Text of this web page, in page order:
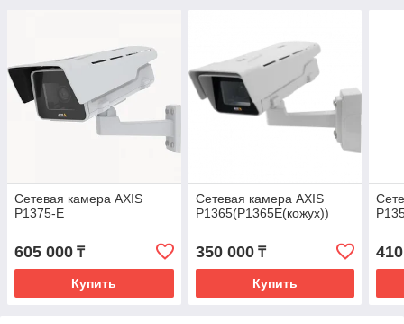
Сетевая камера AXIS
P1375-E
605 000 ₸
Купить
Сетевая камера AXIS
P1365(P1365E(кожух))
350 000₸
Купить